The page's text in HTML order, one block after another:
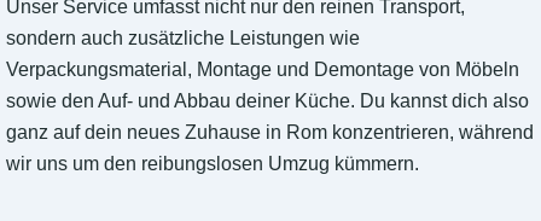
Unser Service umfasst nicht nur den reinen Transport,
sondern auch zusätzliche Leistungen wie
Verpackungsmaterial, Montage und Demontage von Möbeln
sowie den Auf- und Abbau deiner Küche. Du kannst dich also
ganz auf dein neues Zuhause in Rom konzentrieren, während
wir uns um den reibungslosen Umzug kümmern.